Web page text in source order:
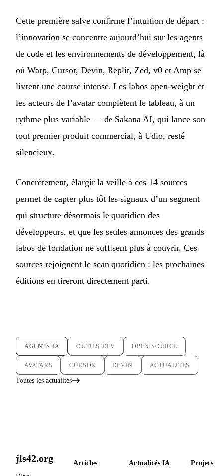
Cette première salve confirme l’intuition de départ :
l’innovation se concentre aujourd’hui sur les agents
de code et les environnements de développement, là
où Warp, Cursor, Devin, Replit, Zed, v0 et Amp se
livrent une course intense. Les labos open-weight et
les acteurs de l’avatar complètent le tableau, à un
rythme plus variable — de Sakana AI, qui lance son
tout premier produit commercial, à Udio, resté
silencieux.
Concrètement, élargir la veille à ces 14 sources
permet de capter plus tôt les signaux d’un segment
qui structure désormais le quotidien des
développeurs, et que les seules annonces des grands
labos de fondation ne suffisent plus à couvrir. Ces
sources rejoignent le scan quotidien : les prochaines
éditions en tireront directement parti.
AGENTS-IA OUTILS-DEV OPEN-SOURCE
AVATARS CURSOR DEVIN ACTUALITES
Toutes les actualités
jls42.org Articles Actualités IA Projets